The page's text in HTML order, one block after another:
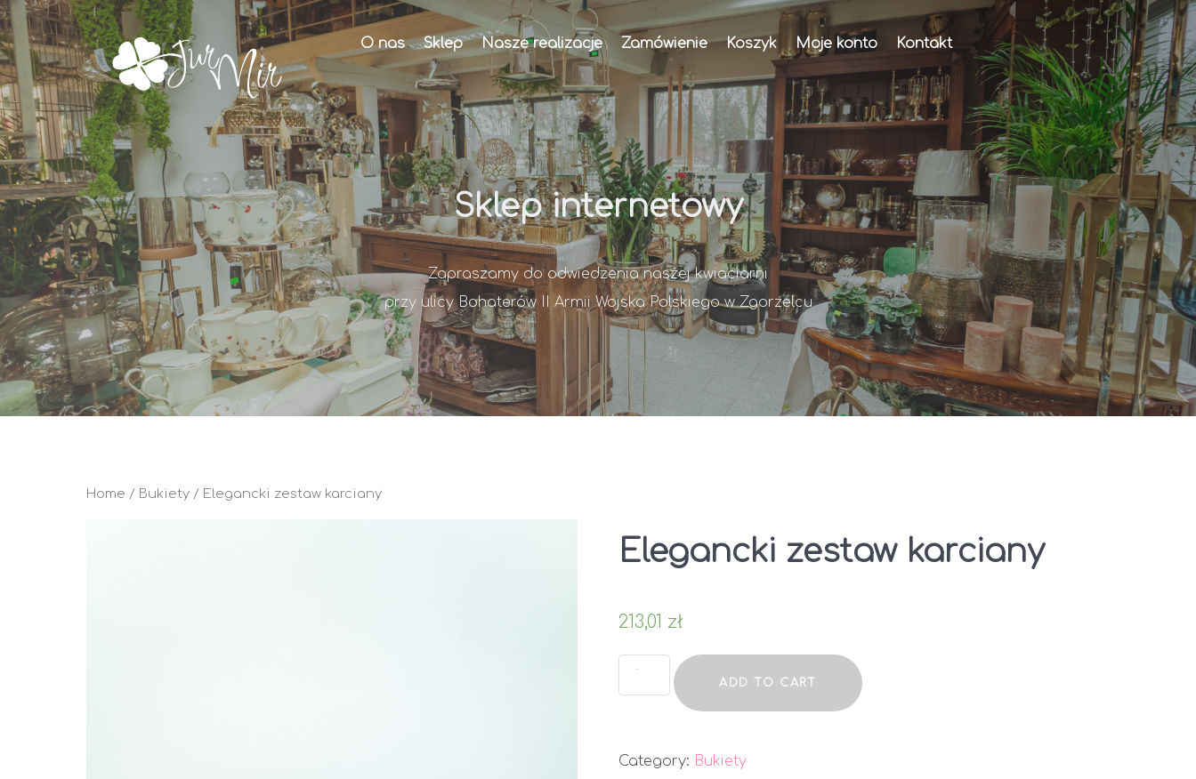
O nas Sklep Nasze realizacje Zamówienie Koszyk Moje konto Kontakt
Sklep internetowy
Zapraszamy do odwiedzenia naszej kwiaciarni
przy ulicy Bohaterów II Armii Wojska Polskiego w Zgorzelcu
Home / Bukiety / Elegancki zestaw karciany
Elegancki zestaw karciany
213,01 zł
Elegancki
zestaw
quantity
ADD TO CART
Category: Bukiety